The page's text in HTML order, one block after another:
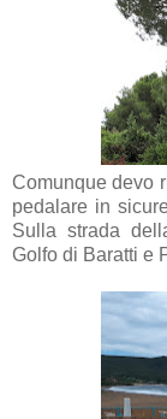
Comunque devo
pedalare in
Sulla strada
Golfo di Baratti e